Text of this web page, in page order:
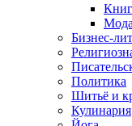
Мода
Бизнес-
Политика
Шитьё и
Кулинария